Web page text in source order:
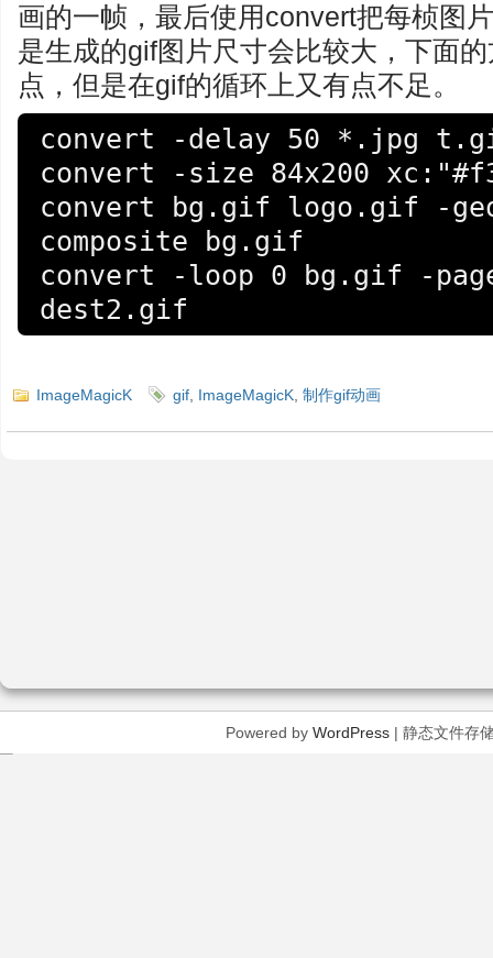
画的一帧，最后使用convert把每桢图
是生成的gif图片尺寸会比较大，下面
点，但是在gif的循环上又有点不足。
convert -delay 50 *.jpg
convert -size 84x200
convert bg.gif logo.gif -
composite bg.gif
convert -loop 0 bg.gif -
dest2.gif
ImageMagicK gif, ImageMagicK, 制作gif动画
Powered by WordPress| 静态文件存